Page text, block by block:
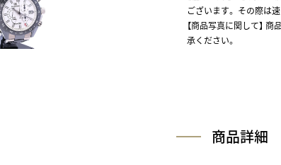
ございます。 その際は
【商品写真に関して】
承ください。
商品詳細